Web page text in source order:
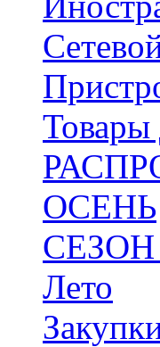
ОСЕНЬ
Лето